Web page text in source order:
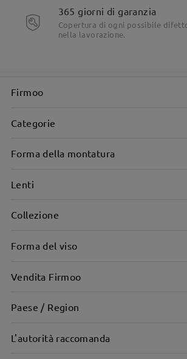
365 giorni di garanzia
Copertura di ogni possibile
nella lavorazione.
Firmoo
Categorie
Forma della montatura
Lenti
Collezione
Forma del viso
Vendita Firmoo
Paese / Region
L'autorità raccomanda